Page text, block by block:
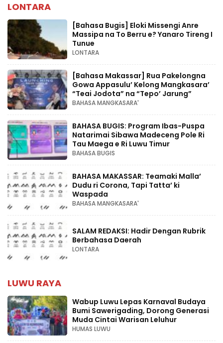
LONTARA
[Bahasa Bugis] ‎Eloki Missengi Anre
Massipa na To Berru e? Yanaro Tireng I
Tunue
LONTARA
[Bahasa Makassar] Rua Pakelongna
Gowa Appasulu’ Kelong Mangkasara’
“Teai Jodota” na “Tepo’ Jarung”
BAHASA MANGKASARA'
BAHASA BUGIS: Program Ibas-Puspa
Natarimai Sibawa Madeceng Pole Ri
Tau Maega e Ri Luwu Timur
BAHASA BUGIS
BAHASA MAKASSAR: Teamaki Malla’
Dudu ri Corona, Tapi Tatta’ ki
Waspada
BAHASA MANGKASARA'
SALAM REDAKSI: Hadir Dengan Rubrik
Berbahasa Daerah
LONTARA
LUWU RAYA
Wabup Luwu Lepas Karnaval Budaya
Bumi Sawerigading, Dorong Generasi
Muda Cintai Warisan Leluhur
HUMAS LUWU